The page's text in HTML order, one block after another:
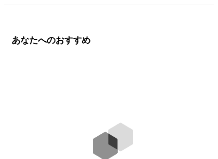
あなたへのおすすめ